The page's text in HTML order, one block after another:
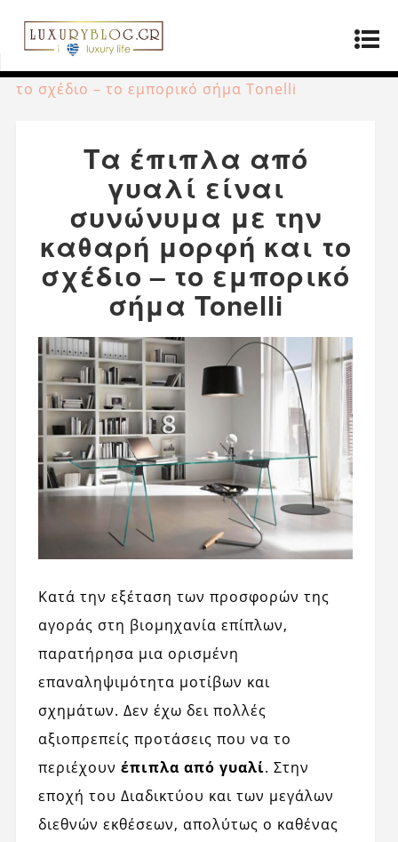
Αρχική σελίδα»Παραγωγοί
γυαλί είναι συνώνυμα με την καθαρή μορφή και
το σχέδιο – το εμπορικό σήμα Tonelli
Τα έπιπλα από
γυαλί είναι
συνώνυμα με την
καθαρή μορφή και το
σχέδιο – το εμπορικό
σήμα Tonelli
Κατά την εξέταση των προσφορών της
αγοράς στη βιομηχανία επίπλων,
παρατήρησα μια ορισμένη
επαναληψιμότητα μοτίβων και
σχημάτων. Δεν έχω δει πολλές
αξιοπρεπείς προτάσεις που να το
περιέχουν έπιπλα από γυαλί. Στην
εποχή του Διαδικτύου και των μεγάλων
διεθνών εκθέσεων, απολύτως ο καθένας